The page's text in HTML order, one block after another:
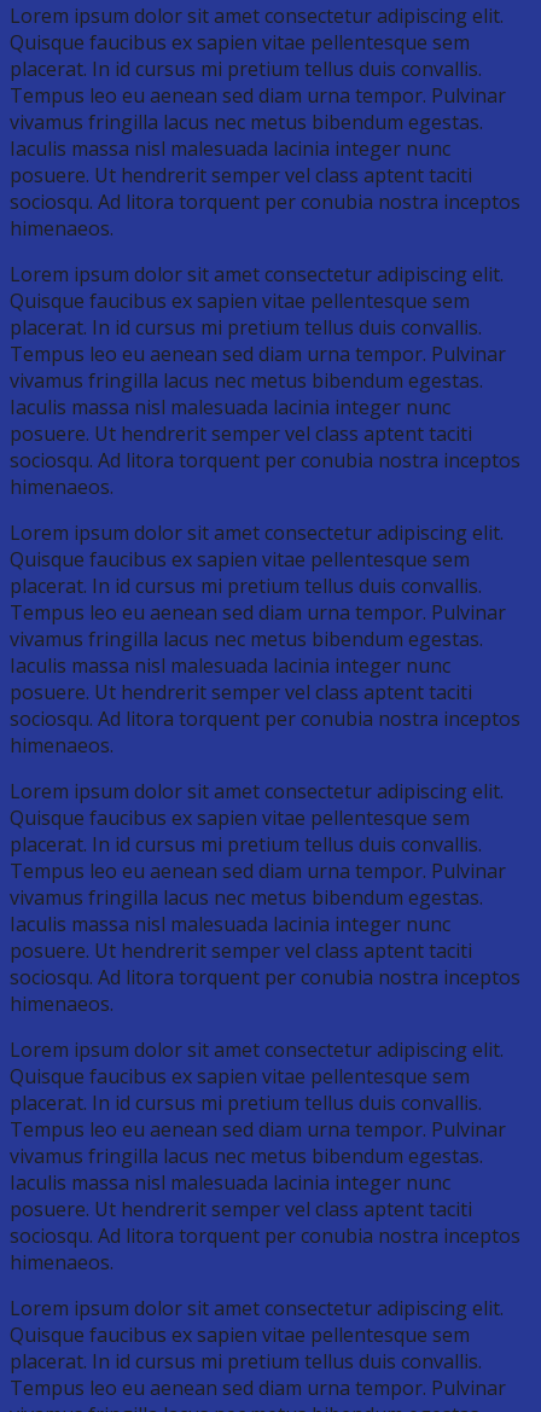
Lorem ipsum dolor sit amet consectetur adipiscing elit.
Quisque faucibus ex sapien vitae pellentesque sem
placerat. In id cursus mi pretium tellus duis convallis.
Tempus leo eu aenean sed diam urna tempor. Pulvinar
vivamus fringilla lacus nec metus bibendum egestas.
Iaculis massa nisl malesuada lacinia integer nunc
posuere. Ut hendrerit semper vel class aptent taciti
sociosqu. Ad litora torquent per conubia nostra inceptos
himenaeos.
Lorem ipsum dolor sit amet consectetur adipiscing elit.
Quisque faucibus ex sapien vitae pellentesque sem
placerat. In id cursus mi pretium tellus duis convallis.
Tempus leo eu aenean sed diam urna tempor. Pulvinar
vivamus fringilla lacus nec metus bibendum egestas.
Iaculis massa nisl malesuada lacinia integer nunc
posuere. Ut hendrerit semper vel class aptent taciti
sociosqu. Ad litora torquent per conubia nostra inceptos
himenaeos.
Lorem ipsum dolor sit amet consectetur adipiscing elit.
Quisque faucibus ex sapien vitae pellentesque sem
placerat. In id cursus mi pretium tellus duis convallis.
Tempus leo eu aenean sed diam urna tempor. Pulvinar
vivamus fringilla lacus nec metus bibendum egestas.
Iaculis massa nisl malesuada lacinia integer nunc
posuere. Ut hendrerit semper vel class aptent taciti
sociosqu. Ad litora torquent per conubia nostra inceptos
himenaeos.
Lorem ipsum dolor sit amet consectetur adipiscing elit.
Quisque faucibus ex sapien vitae pellentesque sem
placerat. In id cursus mi pretium tellus duis convallis.
Tempus leo eu aenean sed diam urna tempor. Pulvinar
vivamus fringilla lacus nec metus bibendum egestas.
Iaculis massa nisl malesuada lacinia integer nunc
posuere. Ut hendrerit semper vel class aptent taciti
sociosqu. Ad litora torquent per conubia nostra inceptos
himenaeos.
Lorem ipsum dolor sit amet consectetur adipiscing elit.
Quisque faucibus ex sapien vitae pellentesque sem
placerat. In id cursus mi pretium tellus duis convallis.
Tempus leo eu aenean sed diam urna tempor. Pulvinar
vivamus fringilla lacus nec metus bibendum egestas.
Iaculis massa nisl malesuada lacinia integer nunc
posuere. Ut hendrerit semper vel class aptent taciti
sociosqu. Ad litora torquent per conubia nostra inceptos
himenaeos.
Lorem ipsum dolor sit amet consectetur adipiscing elit.
Quisque faucibus ex sapien vitae pellentesque sem
placerat. In id cursus mi pretium tellus duis convallis.
Tempus leo eu aenean sed diam urna tempor. Pulvinar